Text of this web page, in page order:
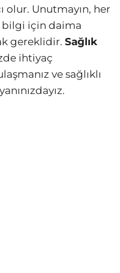
olur. Unutmayın, her
bilgi için daima
gereklidir. Sağlık
ihtiyaç
ve sağlıklı